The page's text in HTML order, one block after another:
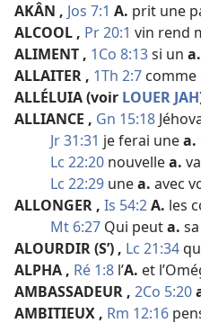
AKÂN , Jos 7:1 A. prit une
ALCOOL , Pr 20:1 vin rend
ALIMENT , 1Co 8:13si un a.
ALLAITER , 1Th 2:7 comme
ALLÉLUIA(voir LOUER JAH
ALLIANCE , Gn 15:18
Jr 31:31 je ferai unea.
Lc 22:20 nouvellea.
Lc 22:29 unea. avec
ALLONGER , Is 54:2A. les
Mt 6:27 Qui peuta.
ALOURDIR (S’) , Lc 21:34
ALPHA , Ré 1:8 l’A. et
AMBASSADEUR , 2Co 5:20
AMBITIEUX , Rm 12:16